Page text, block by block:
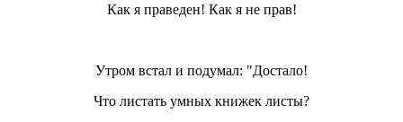
Как я праведен! Как я не прав!
Утром встал и подумал: "Достало!
Что листать умных книжек листы?